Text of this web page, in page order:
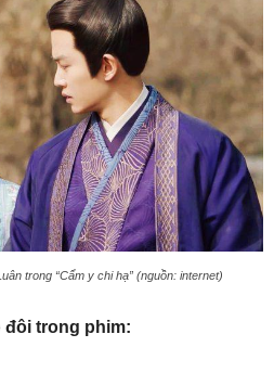
trong “Cẩm y chi hạ” (nguồn: internet)
đôi trong phim: